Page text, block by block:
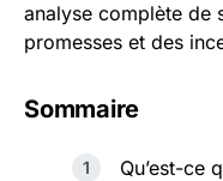
analyse complète de
promesses et des
Sommaire
Qu’est-ce